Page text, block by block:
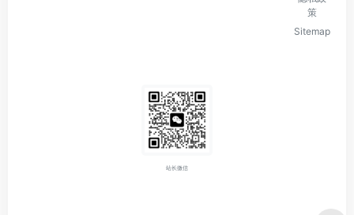
策
Sitemap
站长微信